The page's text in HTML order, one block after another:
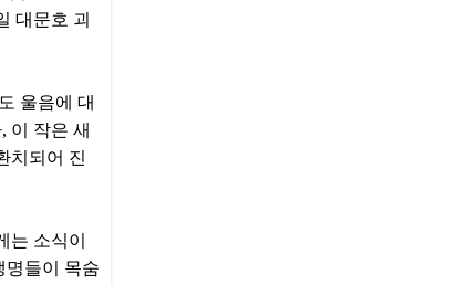
대문호 괴
울음에 대
이 작은 새
치되어 진
소식이
명들이 목숨